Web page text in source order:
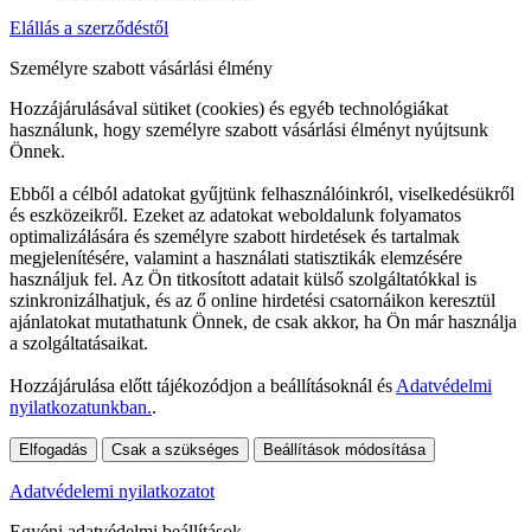
Elállás a szerződéstől
Személyre szabott vásárlási élmény
Hozzájárulásával sütiket (cookies) és egyéb technológiákat
használunk, hogy személyre szabott vásárlási élményt nyújtsunk
Önnek.
Ebből a célból adatokat gyűjtünk felhasználóinkról, viselkedésükről
és eszközeikről. Ezeket az adatokat weboldalunk folyamatos
optimalizálására és személyre szabott hirdetések és tartalmak
megjelenítésére, valamint a használati statisztikák elemzésére
használjuk fel. Az Ön titkosított adatait külső szolgáltatókkal is
szinkronizálhatjuk, és az ő online hirdetési csatornáikon keresztül
ajánlatokat mutathatunk Önnek, de csak akkor, ha Ön már használja
a szolgáltatásaikat.
Hozzájárulása előtt tájékozódjon a beállításoknál ésAdatvédelmi
nyilatkozatunkban..
Elfogadás Csak a szükséges Beállítások módosítása
Adatvédelemi nyilatkozatot